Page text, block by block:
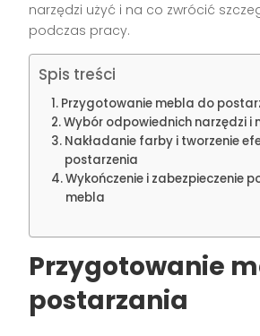
narzędzi użyć i na co zwrócić
podczas pracy.
Spis treści
Przygotowanie mebla do
Wybór odpowiednich narzędzi i
Nakładanie farby i tworzenie
postarzenia
Wykończenie i zabezpieczenie
mebla
Przygotowanie
postarzania